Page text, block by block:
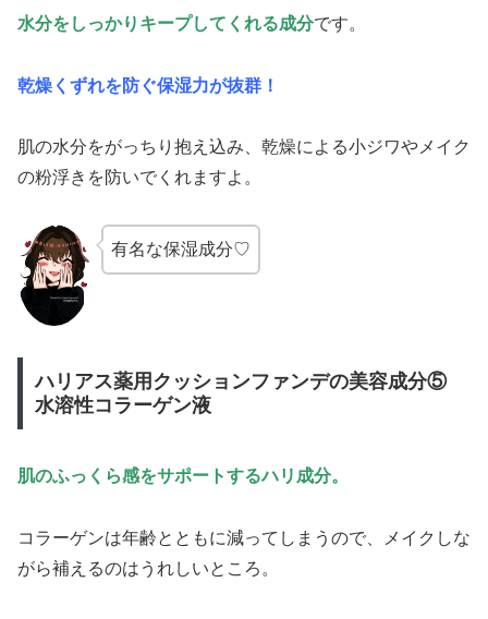
水分をしっかりキープしてくれる成分です。
乾燥くずれを防ぐ保湿力が抜群！
肌の水分をがっちり抱え込み、乾燥による小ジワやメイク
の粉浮きを防いでくれますよ。
有名な保湿成分♡
ハリアス薬用クッションファンデの美容成分⑤
水溶性コラーゲン液
肌のふっくら感をサポートするハリ成分。
コラーゲンは年齢とともに減ってしまうので、メイクしな
がら補えるのはうれしいところ。